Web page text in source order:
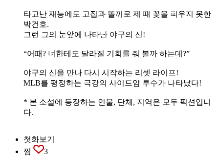
타고난 재능에도 고집과 똘끼로 제 때 꽃을 피우지 못한
박건호.
그런 그의 눈앞에 나타난 야구의 신!
“어때? 너한테도 달라질 기회를 줘 볼까 하는데?”
야구의 신을 만나 다시 시작하는 리셋 라이프!
MLB를 평정하는 극강의 사이드암 투수가 나타났다!
* 본 소설에 등장하는 인물, 단체, 지역은 모두 픽션입니
다.
첫화보기
찜
3